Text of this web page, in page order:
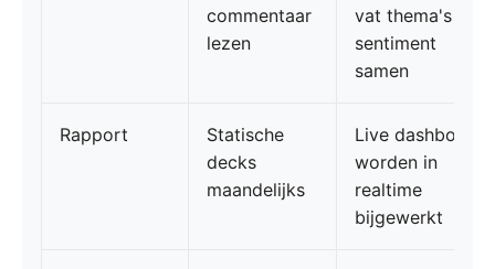
commentaar
lezen
vat thema's en
sentiment
samen
Rapport
Statische
decks
maandelijks
Live dashboard
worden in
realtime
bijgewerkt